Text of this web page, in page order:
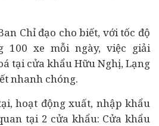
Chỉ đạo cho biết, với tốc độ
100 xe mỗi ngày, việc giải
tại cửa khẩu Hữu Nghị, Lạng
nhanh chóng.
hoạt động xuất, nhập khẩu
tại 2 cửa khẩu: Cửa khẩu